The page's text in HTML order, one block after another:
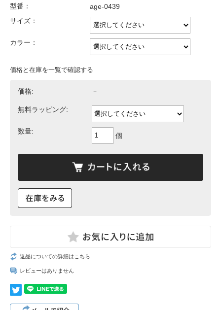
型番：
age-0439
サイズ：
カラー：
価格と在庫を一覧で確認する
価格: －
無料ラッピング:
数量:
個
返品についての詳細はこちら
レビューはありません